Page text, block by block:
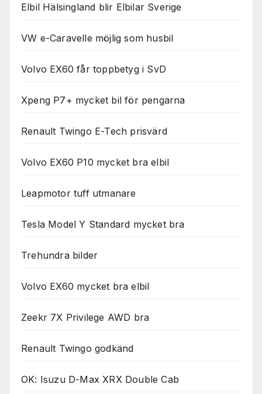
Elbil Hälsingland blir Elbilar Sverige
VW e-Caravelle möjlig som husbil
Volvo EX60 får toppbetyg i SvD
Xpeng P7+ mycket bil för pengarna
Renault Twingo E-Tech prisvärd
Volvo EX60 P10 mycket bra elbil
Leapmotor tuff utmanare
Tesla Model Y Standard mycket bra
Trehundra bilder
Volvo EX60 mycket bra elbil
Zeekr 7X Privilege AWD bra
Renault Twingo godkänd
OK: Isuzu D-Max XRX Double Cab